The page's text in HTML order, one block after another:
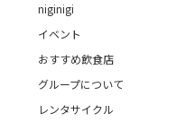
niginigi
イベント
おすすめ飲食店
グループについて
レンタサイクル